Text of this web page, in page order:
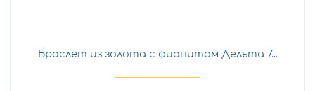
Браслет из золота с фианитом Дельта 7...